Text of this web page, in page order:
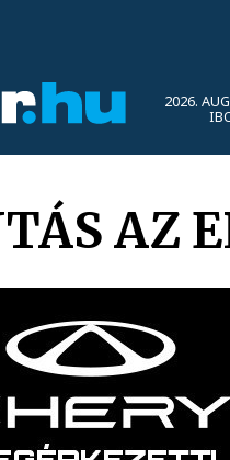
2026.
AZ